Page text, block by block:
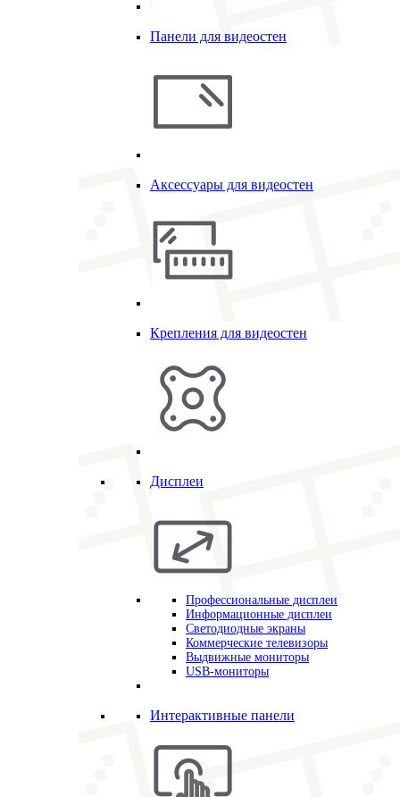
Панели для видеостен
Аксессуары для видеостен
Крепления для видеостен
Дисплеи
Профессиональные дисплеи
Информационные дисплеи
Светодиодные экраны
Коммерческие телевизоры
Выдвижные мониторы
USB-мониторы
Интерактивные панели